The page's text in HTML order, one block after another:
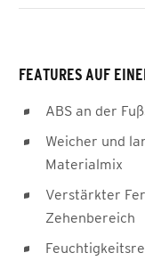
FEATURES AUF
ABS an der
Weicher und
Materialmix
Verstärkter
Zehenbereich